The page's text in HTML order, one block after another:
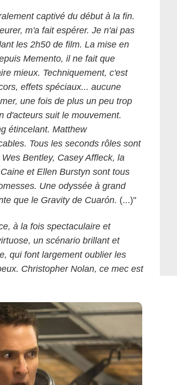
captivé du début à la fin.
m'a fait espérer. Je n'ai pas
les 2h50 de film. La mise en
Memento, il ne fait que
mieux. Techniquement, c'est
effets spéciaux... aucune
une fois de plus un peu trop
d'acteurs suit le mouvement.
étincelant. Matthew
Tous les seconds rôles sont
Bentley, Casey Affleck, la
et Ellen Burstyn sont tous
Une odyssée à grand
que le Gravity de Cuarón. (...)"
à la fois spectaculaire et
un scénario brillant et
qui font largement oublier les
Christopher Nolan, ce mec est